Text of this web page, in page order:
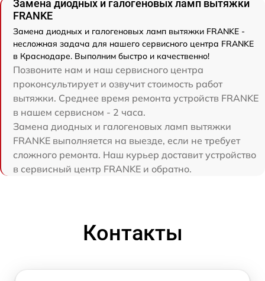
Замена диодных и галогеновых ламп вытяжки
FRANKE
Замена диодных и галогеновых ламп вытяжки FRANKE -
несложная задача для нашего сервисного центра FRANKE
в Краснодаре. Выполним быстро и качественно!
Позвоните нам и наш сервисного центра
проконсультирует и озвучит стоимость работ
вытяжки. Среднее время ремонта устройств FRANKE
в нашем сервисном - 2 часа.
Замена диодных и галогеновых ламп вытяжки
FRANKE выполняется на выезде, если не требует
сложного ремонта. Наш курьер доставит устройство
в сервисный центр FRANKE и обратно.
Контакты